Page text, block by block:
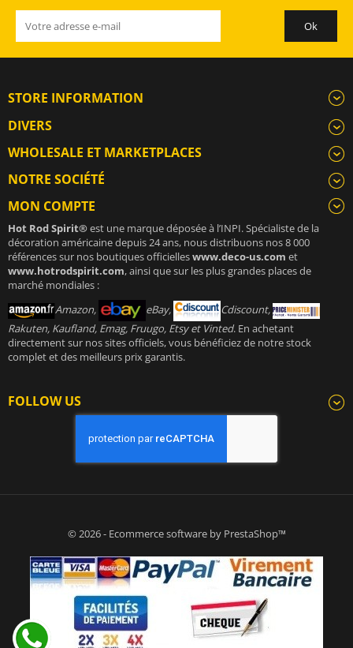
STORE INFORMATION
DIVERS
WHOLESALE ET MARKETPLACES
NOTRE SOCIÉTÉ
MON COMPTE
Hot Rod Spirit®est une marque déposée à l’INPI. Spécialiste de la
décoration américaine depuis 24 ans, nous distribuons nos 8 000
références sur nos boutiques officielleswww.deco-us.com et
www.hotrodspirit.com, ainsi que sur les plus grandes places de
marché mondiales :
Amazon,
eBay,
Cdiscount,
Rakuten, Kaufland, Emag, Fruugo, Etsy et Vinted. En achetant
directement sur nos sites officiels, vous bénéficiez de notre stock
complet et des meilleurs prix garantis.
FOLLOW US
© 2026 - Ecommerce software by PrestaShop™